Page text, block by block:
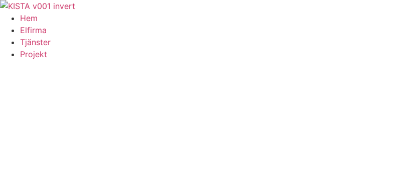
Skip
content
Hem
Elfirma
Tjänster
Projekt